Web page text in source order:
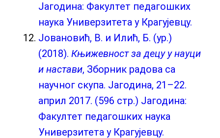
Јагодина: Факултет педагошких
наука Универзитета у Крагујевцу.
Јовановић, В. и Илић, Б. (ур.)
(2018). Књижевност за децу у науци
и настави, Зборник радова са
научног скупа. Јагодина, 21–22.
април 2017. (596 стр.) Јагодина:
Факултет педагошких наука
Универзитета у Крагујевцу.